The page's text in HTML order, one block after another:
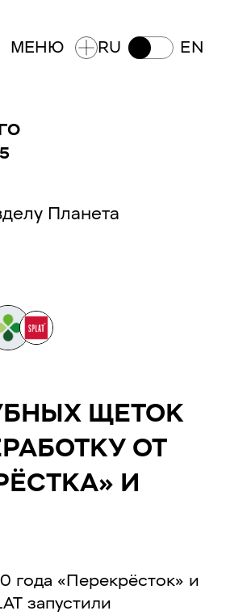
МЕНЮ RU EN
Планета
ЩЕТОК
ОТ
И
года «Перекрёсток» и
запустили